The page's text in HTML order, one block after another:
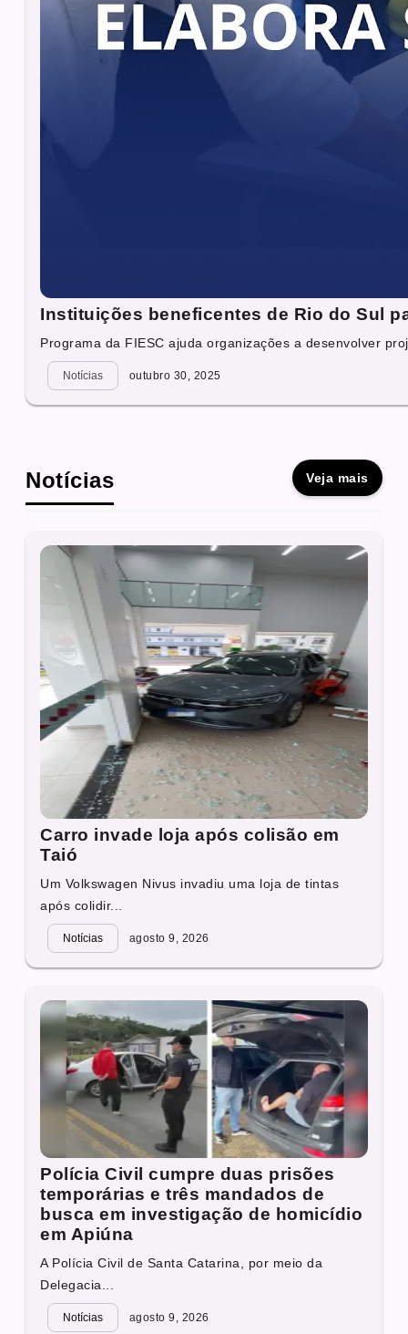
Instituições beneficentes de Rio do Sul
Programa da FIESC ajuda organizações a desenvolver
Notícias outubro 30, 2025
Notícias Veja mais
Carro invade loja após colisão em
Taió
Um Volkswagen Nivus invadiu uma loja de tintas
após colidir...
Notícias agosto 9, 2026
Polícia Civil cumpre duas prisões
temporárias e três mandados de
busca em investigação de homicídio
em Apiúna
A Polícia Civil de Santa Catarina, por meio da
Delegacia...
Notícias agosto 9, 2026